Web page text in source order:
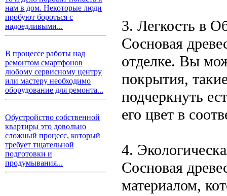
нам в дом. Некоторые люди
пробуют бороться с
надоедливыми...
В процессе работы над
ремонтом смартфонов
любому сервисному центру
или мастеру необходимо
оборудование для ремонта...
Обустройство собственной
квартиры это довольно
сложный процесс, который
требует тщательной
подготовки и
продумывания...
3. Легкость в
Сосновая
отделке. Вы
покрытия,
подчеркнуть
его цвет в
4.
Сосновая
материалом,